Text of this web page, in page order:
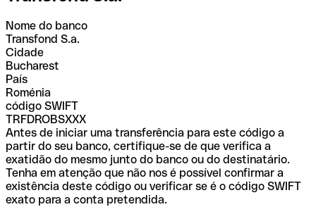
Nome do banco
Transfond S.a.
Cidade
Bucharest
País
Roménia
código SWIFT
TRFDROBSXXX
Antes de iniciar uma transferência para este código a
partir do seu banco, certifique-se de que verifica a
exatidão do mesmo junto do banco ou do destinatário.
Tenha em atenção que não nos é possível confirmar a
existência deste código ou verificar se é o código SWIFT
exato para a conta pretendida.